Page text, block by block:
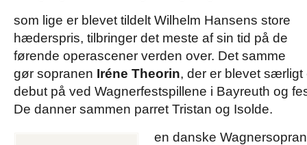
som lige er blevet tildelt Wilhelm Hansens store
hæderspris, tilbringer det meste af sin tid på de
førende operascener verden over. Det samme
gør sopranen Iréne Theorin, der er blevet særligt
debut på ved Wagnerfestspillene i Bayreuth og
De danner sammen parret Tristan og Isolde.
en danske